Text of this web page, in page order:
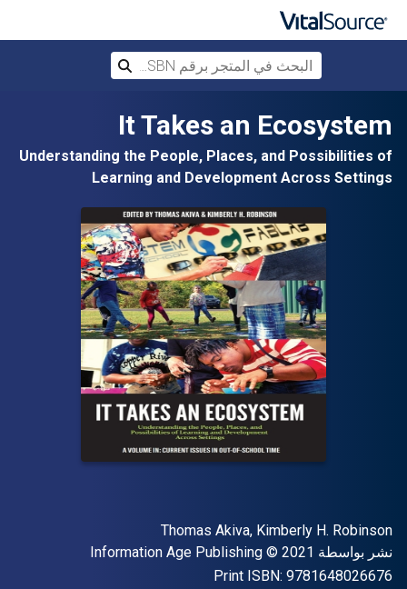
تخطي إلى المحتوى الرئيسيIt Takes an Ecosystem
Understanding the People, Places, and Possibilities of
Learning and Development Across Settings
المؤلف (المؤلفون)
Thomas Akiva, Kimberly H. Robinson
الناشر
نشر بواسطة Information Age Publishing
حقوق الطبع والنشر © 2021
Print ISBN: 9781648026676